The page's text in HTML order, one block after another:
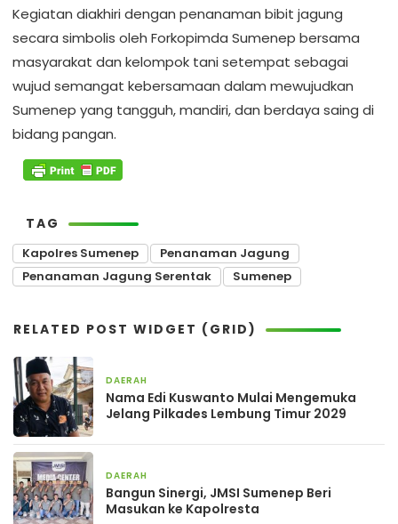
Kegiatan diakhiri dengan penanaman bibit jagung
secara simbolis oleh Forkopimda Sumenep bersama
masyarakat dan kelompok tani setempat sebagai
wujud semangat kebersamaan dalam mewujudkan
Sumenep yang tangguh, mandiri, dan berdaya saing di
bidang pangan.
TAG
Kapolres Sumenep
Penanaman Jagung
Penanaman Jagung Serentak
Sumenep
RELATED POST WIDGET (GRID)
DAERAH
Nama Edi Kuswanto Mulai Mengemuka
Jelang Pilkades Lembung Timur 2029
DAERAH
Bangun Sinergi, JMSI Sumenep Beri
Masukan ke Kapolresta